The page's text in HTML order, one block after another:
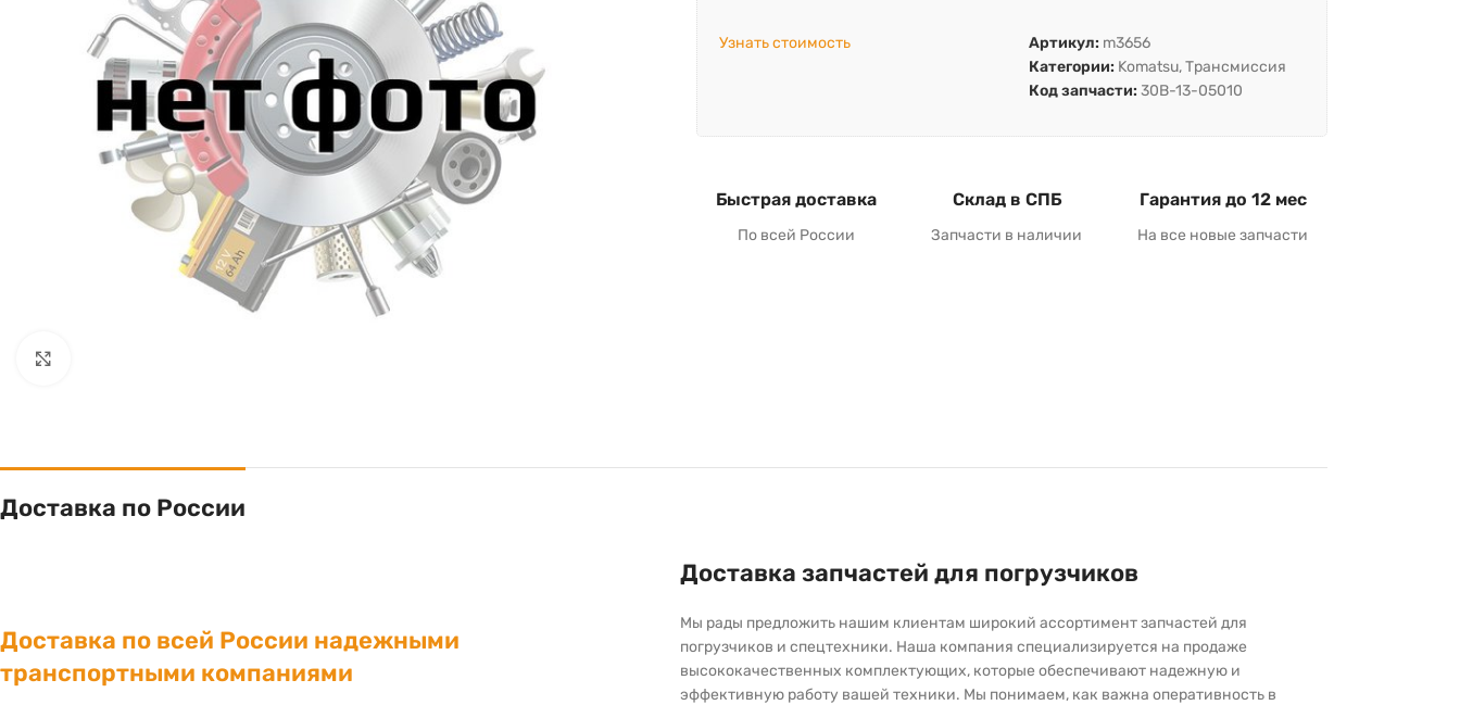
Узнать стоимость Артикул: m3656
Категории: Komatsu, Трансмиссия
Код запчасти: 30B-13-05010
Быстрая доставка
По всей России
Склад в СПБ
Запчасти в наличии
Гарантия до 12 мес
На все новые запчасти
Доставка по России
Доставка по всей России надежными
транспортными компаниями
Доставка запчастей для погрузчиков
Мы рады предложить нашим клиентам широкий ассортимент запчастей для
погрузчиков и спецтехники. Наша компания специализируется на продаже
высококачественных комплектующих, которые обеспечивают надежную и
эффективную работу вашей техники. Мы понимаем, как важна оперативность в